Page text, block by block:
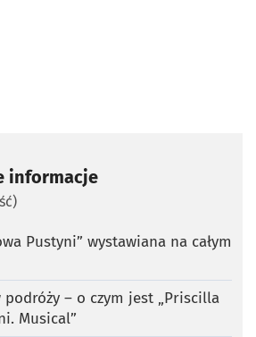
informacje
Pustyni” wystawiana na całym
podróży – o czym jest „Priscilla
Musical”